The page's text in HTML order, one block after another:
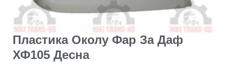
Пластика Околу Фар За Даф
ХФ105 Десна